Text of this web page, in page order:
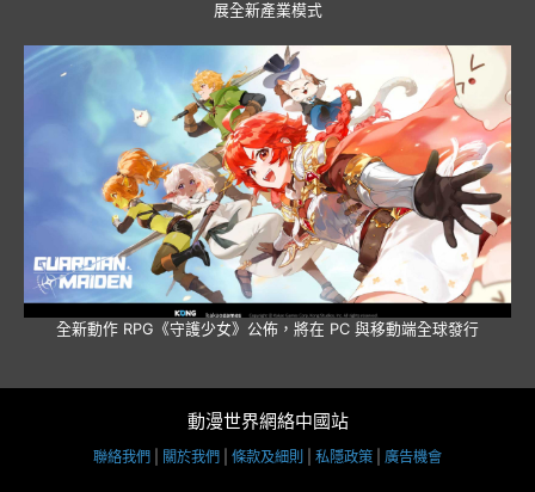
展全新產業模式
全新動作 RPG《守護少女》公佈，將在 PC 與移動端全球發行
動漫世界網絡中國站
聯絡我們 關於我們 條款及細則 私隱政策 廣告機會